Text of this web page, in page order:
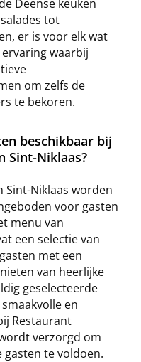
Deense keuken
tot
er is voor elk wat
waarbij
om zelfs de
te bekoren.
beschikbaar bij
Sint-Niklaas?
Sint-Niklaas worden
voor gasten
menu van
een selectie van
met een
van heerlijke
geselecteerde
en
Restaurant
verzorgd om
gasten te voldoen.